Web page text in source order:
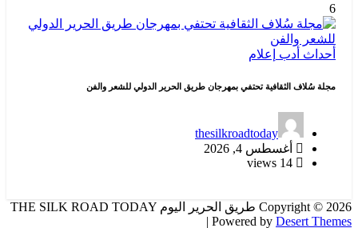
6
أحداث أدب إعلام
مجلة سُلاف الثقافية تحتفي بمهرجان طريق الحرير الدولي للشعر والفن
thesilkroadtoday
أغسطس 4, 2026
Copyright © 2026 طريق الحرير اليوم THE SILK ROAD TODAY
| Powered by Desert Themes